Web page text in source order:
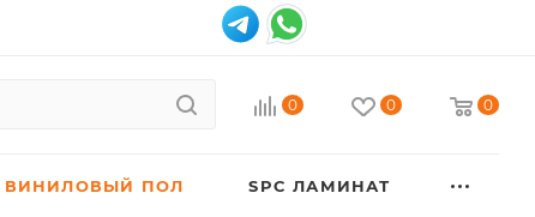
0 0 0
ВИНИЛОВЫЙ ПОЛ SPC ЛАМИНАТ